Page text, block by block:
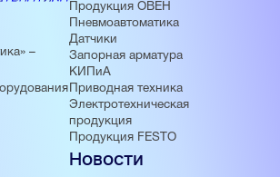
–
Продукция ОВЕН
Пневмоавтоматика
Датчики
Запорная арматура
КИПиА
Приводная техника
Электротехническая
продукция
Продукция FESTO
Новости